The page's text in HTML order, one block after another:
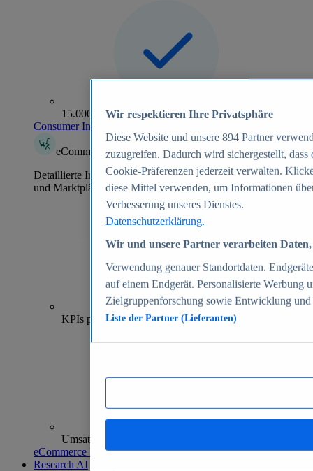
15.000+ Marken
Consumer Insights entdecken
eCommerce Insights
Detaillierte Informationen zu mehr als 39.000 Online-Shops
und Marktplätzen
70+
KPIs pro Shop
Umsatzanalysen und -prognosen
eCommerce Insights entdecken
Research AI
Wir respektieren Ihre Privatsphäre
Diese Website und unsere 894 Partner
zuzugreifen. Dadurch wird sichergestellt,
Cookie-Präferenzen jederzeit verwalten.
diese Mittel verwenden, um Informationen
Verbesserung unseres Dienstes.
Datenschutzerklärung.
Wir und unsere Partner verarbeiten
Verwendung genauer Standortdaten.
auf einem Endgerät. Personalisierte Werbung
Zielgruppenforschung sowie Entwicklung
Liste der Partner (Lieferanten)